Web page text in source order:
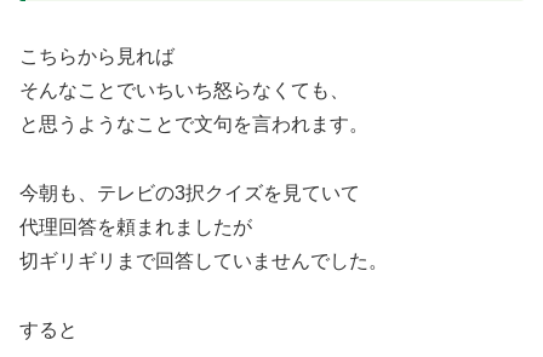
こちらから見れば
そんなことでいちいち怒らなくても、
と思うようなことで文句を言われます。
今朝も、テレビの3択クイズを見ていて
代理回答を頼まれましたが
切ギリギリまで回答していませんでした。
すると